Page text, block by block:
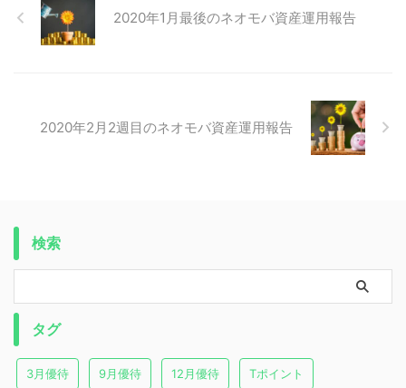
2020年1月最後のネオモバ資産運用報告
2020年2月2週目のネオモバ資産運用報告
検索
タグ
3月優待 9月優待 12月優待 Tポイント